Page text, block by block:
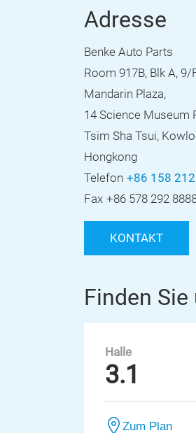
Adresse
Benke Auto Parts
Room 917B, Blk A, 9/
Mandarin Plaza,
14 Science Museum
Tsim Sha Tsui,
Hongkong
Telefon +86 158
Fax +86 578 292
KONTAKT
Finden
Halle
3.1
Zum Plan